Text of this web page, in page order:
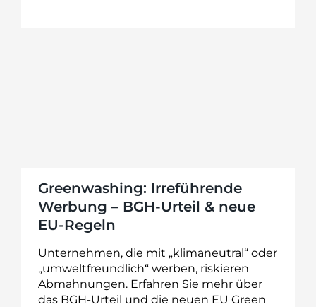
Greenwashing: Irreführende
Werbung – BGH-Urteil & neue
EU-Regeln
Unternehmen, die mit „klimaneutral“ oder
„umweltfreundlich“ werben, riskieren
Abmahnungen. Erfahren Sie mehr über
das BGH-Urteil und die neuen EU Green